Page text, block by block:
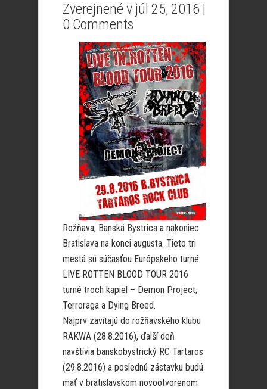
Zverejnené v júl 25, 2016 |
0 Comments
Rožňava, Banská Bystrica a nakoniec
Bratislava na konci augusta. Tieto tri
mestá sú súčasťou Európskeho turné
LIVE ROTTEN BLOOD TOUR 2016
turné troch kapiel – Demon Project,
Terroraga a Dying Breed.
Najprv zavítajú do rožňavského klubu
RAKWA (28.8.2016), ďalší deň
navštívia banskobystrický RC Tartaros
(29.8.2016) a poslednú zástavku budú
mať v bratislavskom novootvorenom